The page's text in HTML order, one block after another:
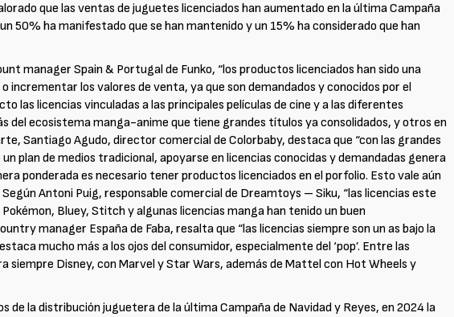
que las ventas de juguetes licenciados han aumentado en la última Campaña
50% ha manifestado que se han mantenido y un 15% ha considerado que han
manager Spain & Portugal de Funko, “los productos licenciados han sido una
incrementar los valores de venta, ya que son demandados y conocidos por el
las licencias vinculadas a las principales películas de cine y a las diferentes
del ecosistema manga-anime que tiene grandes títulos ya consolidados, y otros en
Santiago Agudo, director comercial de Colorbaby, destaca que “con las grandes
plan de medios tradicional, apoyarse en licencias conocidas y demandadas genera
ponderada es necesario tener productos licenciados en el porfolio. Esto vale aún
Antoni Puig, responsable comercial de Dreamtoys – Siku, “las licencias este
Bluey, Stitch y algunas licencias manga han tenido un buen
manager España de Faba, resalta que “las licencias siempre son un as bajo la
mucho más a los ojos del consumidor, especialmente del ‘pop’. Entre las
siempre Disney, con Marvel y Star Wars, además de Mattel con Hot Wheels y
de la distribución juguetera de la última Campaña de Navidad y Reyes, en 2024 la